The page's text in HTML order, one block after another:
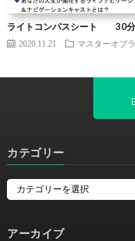
ライトコンパスシート 30分
2020.11.21 マスターオブ
カテゴリー
アーカイブ